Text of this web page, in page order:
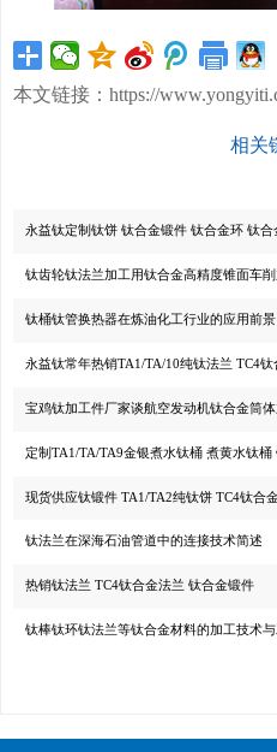
本文链接： https://
相关
永益钛定制钛饼 钛合金锻件 钛合金环 钛合
钛齿轮钛法兰加工用钛合金高精度锥面车
钛桶钛管换热器在炼油化工行业的应用前景
永益钛常年热销TA1/TA/10纯钛法兰 TC4钛
宝鸡钛加工件厂家谈航空发动机钛合金筒
定制TA1/TA/TA9金银煮水钛桶 煮黄水钛桶
现货供应钛锻件 TA1/TA2纯钛饼 TC4钛合
钛法兰在深海石油管道中的连接技术简述
热销钛法兰 TC4钛合金法兰 钛合金锻件
钛棒钛环钛法兰等钛合金材料的加工技术